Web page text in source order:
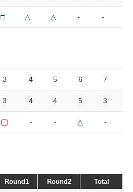
□ △ △ - -
3 4 5 6 7
3 4 4 5 3
◯ - - △ -
Round1 Round2 Total